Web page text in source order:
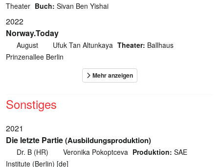
Theater Buch: Sivan Ben Yishai
2022
Norway.Today
August Ufuk Tan Altunkaya Theater: Ballhaus
Prinzenallee Berlin
Sonstiges
2021
Die letzte Partie(Ausbildungsproduktion)
Dr. B (HR) Veronika Pokoptceva Produktion: SAE
Institute (Berlin) [de]